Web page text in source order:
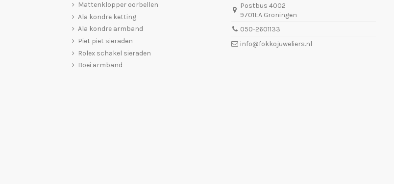
Mattenklopper oorbellen
Ala kondre ketting
Ala kondre armband
Piet piet sieraden
Rolex schakel sieraden
Boei armband
Postbus 4002
9701EA Groningen
050-2601133
info@fokkojuweliers.nl